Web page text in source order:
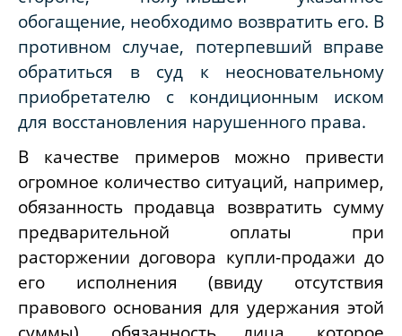
обогащение, необходимо возвратить его. В
противном случае, потерпевший вправе
обратиться в суд к неосновательному
приобретателю с кондиционным иском
для восстановления нарушенного права.
В качестве примеров можно привести
огромное количество ситуаций, например,
обязанность продавца возвратить сумму
предварительной оплаты при
расторжении договора купли-продажи до
его исполнения (ввиду отсутствия
правового основания для удержания этой